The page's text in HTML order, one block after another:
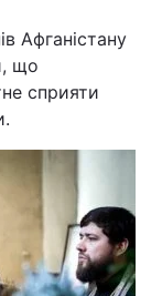
Афганістану
що
сприяти